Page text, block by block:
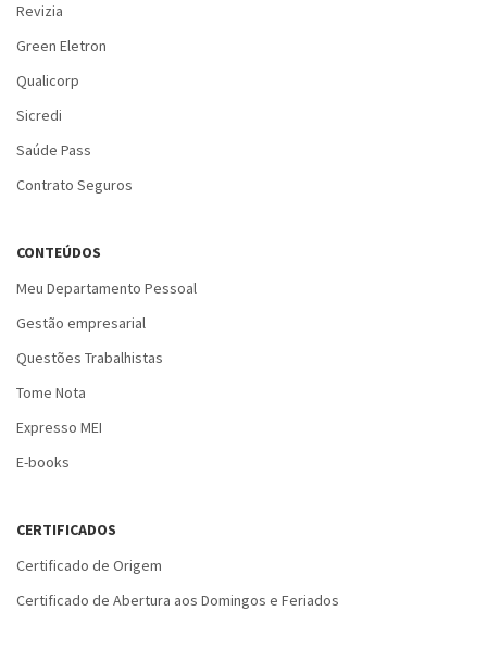
Revizia
Green Eletron
Qualicorp
Sicredi
Saúde Pass
Contrato Seguros
CONTEÚDOS
Meu Departamento Pessoal
Gestão empresarial
Questões Trabalhistas
Tome Nota
Expresso MEI
E-books
CERTIFICADOS
Certificado de Origem
Certificado de Abertura aos Domingos e Feriados